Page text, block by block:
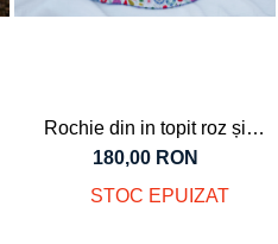
Rochie din in topit roz și
bumbac cu model, pentru fete
180,00 RON
STOC EPUIZAT